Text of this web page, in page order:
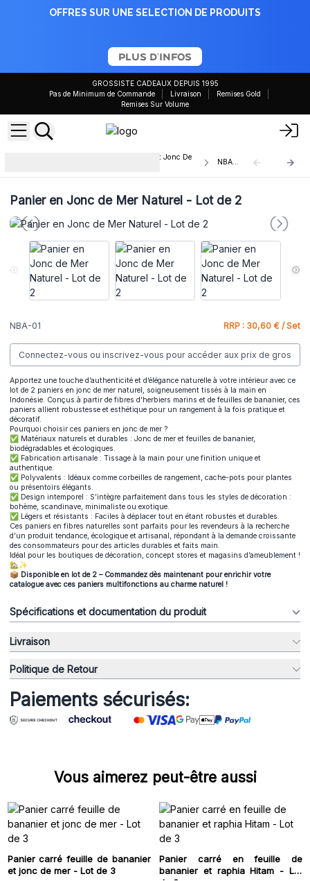
OFFRES SUR UNE SELECTION DE PRODUITS
PLUS D'INFOS
GROSSISTE CADEAUX DEPUIS 1995
Pas de Minimum de Commande
Livraison
Remises Gold
Remises Sur Volume
Panier Carré Feuille De Bananier Et Jonc De
NBA-01
Panier en Jonc de Mer Naturel - Lot de 2
NBA-01 RRP : 30,60 € / Set
Connectez-vous ou inscrivez-vous pour accéder aux prix de gros
Apportez une touche d’authenticité et d’élégance naturelle à votre intérieur avec ce
lot de 2 paniers en jonc de mer naturel, soigneusement tissés à la main en
Indonésie. Conçus à partir de fibres d’herbiers marins et de feuilles de bananier, ces
paniers allient robustesse et esthétique pour un rangement à la fois pratique et
décoratif.
Pourquoi choisir ces paniers en jonc de mer ?
✅ Matériaux naturels et durables : Jonc de mer et feuilles de bananier,
biodégradables et écologiques.
✅ Fabrication artisanale : Tissage à la main pour une finition unique et
authentique.
✅ Polyvalents : Idéaux comme corbeilles de rangement, cache-pots pour plantes
ou présentoirs élégants.
✅ Design intemporel : S’intègre parfaitement dans tous les styles de décoration :
bohème, scandinave, minimaliste ou exotique.
✅ Légers et résistants : Faciles à déplacer tout en étant robustes et durables.
Ces paniers en fibres naturelles sont parfaits pour les revendeurs à la recherche
d’un produit tendance, écologique et artisanal, répondant à la demande croissante
des consommateurs pour des articles durables et faits main.
Idéal pour les boutiques de décoration, concept stores et magasins d’ameublement !
🏡✨
📦 Disponible en lot de 2 – Commandez dès maintenant pour enrichir votre
catalogue avec ces paniers multifonctions au charme naturel !
Spécifications et documentation du produit
Livraison
Politique de Retour
Paiements sécurisés:
Vous aimerez peut-être aussi
Panier carré feuille de bananier
et jonc de mer - Lot de 3
Panier carré en feuille de
bananier et raphia Hitam - Lot